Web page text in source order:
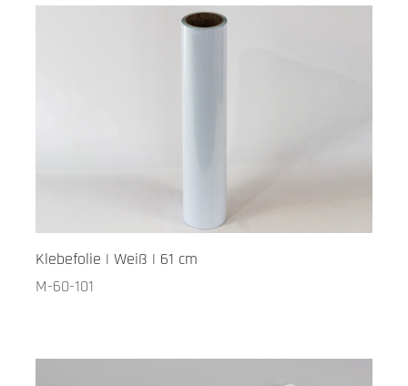
Klebefolie | Weiß | 61 cm
M-60-101